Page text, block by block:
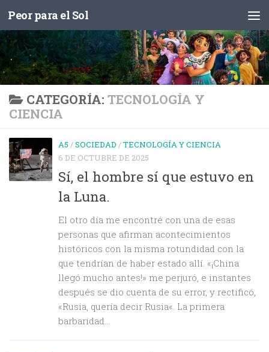
Saltar al contenido
Peor para el Sol
CATEGORÍA: TECNOLOGÍA Y
CIENCIA
A5 /SOCIEDAD /TECNOLOGÍA Y CIENCIA
6 DE OCTUBRE DE 2025
Sí, el hombre sí que estuvo en
la Luna.
El otro día me encontré con una de esas
personas que afirman acontecimientos
históricos con la misma rotundidad con la
que tendrían de haber estado allí. «¡China
llegó mucho antes!» me perjuró, e instantes
después se dio cuenta de su error, y rectificó,
«Rusia, quería decir Rusia«. La primera
barbaridad...